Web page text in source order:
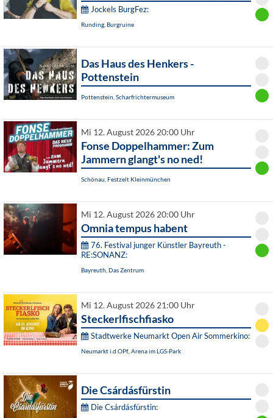
Jockels BurgFez:
Runding, Burgruine
Das Haus des Henkers -
Pottenstein
Pottenstein, Scharfrichtermuseum
Mi 12. August 2026 20:00 Uhr
Fonse Doppelhammer: Zum
Jammern glangt's no ned!
Schönau, Festzelt Kleinmünchen
Mi 12. August 2026 20:00 Uhr
Omnia tempus habent
76. Festival junger Künstler Bayreuth -
RE:SONANZ:
Bayreuth, Das Zentrum
Mi 12. August 2026 21:00 Uhr
Steckerlfischfiasko
Stadtwerke Neumarkt Open Air Sommerkino:
Neumarkt i.d.OPf., Arena im LGS-Park
Die Csárdásfürstin
Die Csárdásfürstin: